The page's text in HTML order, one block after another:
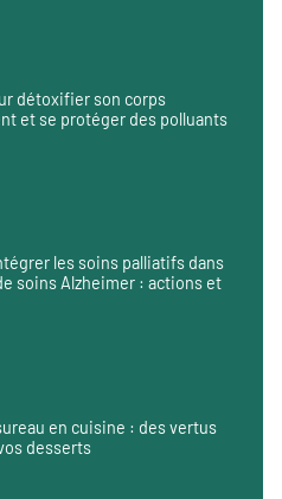
détoxifier son corps
et se protéger des polluants
les soins palliatifs dans
soins Alzheimer : actions et
en cuisine : des vertus
desserts